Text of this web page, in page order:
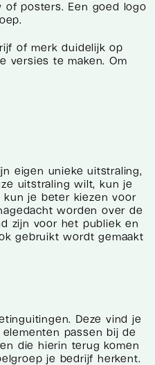
of posters. Een goed logo
of merk duidelijk op
versies te maken. Om
eigen unieke uitstraling,
uitstraling wilt, kun je
je beter kiezen voor
worden over de
zijn voor het publiek en
gebruikt wordt gemaakt
Deze vind je
passen bij de
die hierin terug komen
je bedrijf herkent.